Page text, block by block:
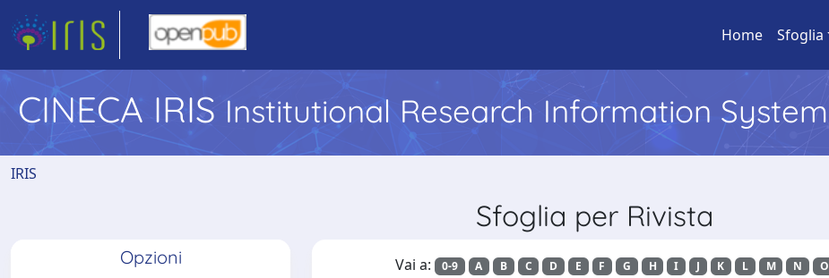
Home Sfoglia
CINECA IRIS Institutional Research Information System
IRIS
Sfoglia per Rivista
Opzioni Vai a: 0-9 A B C D E F G H I J K L M N O